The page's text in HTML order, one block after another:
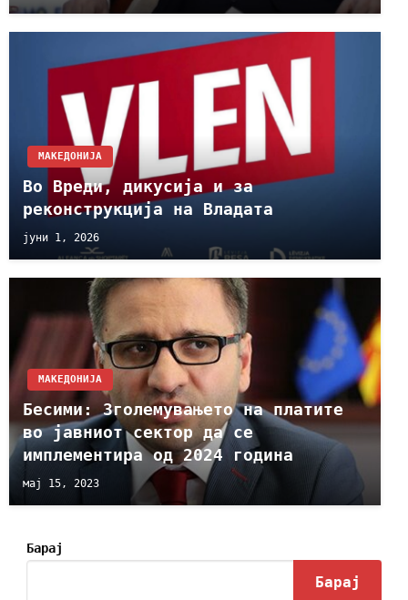
МАКЕДОНИЈА
Во Вреди, дикусија и за
реконструкција на Владата
јуни 1, 2026
МАКЕДОНИЈА
Бесими: Зголемувањето на платите
во јавниот сектор да се
имплементира од 2024 година
мај 15, 2023
Барај
Барај